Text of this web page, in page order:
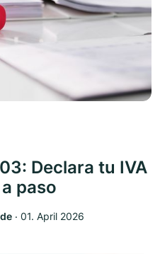
Declara tu IVA
paso
‧ 01. April 2026